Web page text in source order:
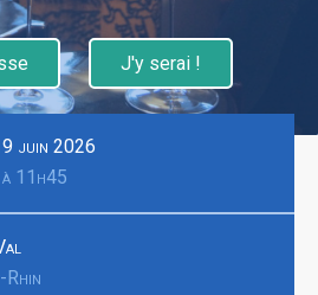
J'y serai !
juin 2026
11h45
Rhin